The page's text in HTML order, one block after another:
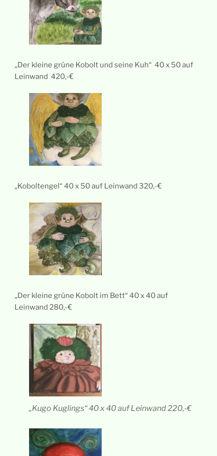
„Der kleine grüne Kobolt und seine Kuh“ 40 x 50 auf
Leinwand 420,-€
„Koboltengel“ 40 x 50 auf Leinwand 320,-€
„Der kleine grüne Kobolt im Bett“ 40 x 40 auf
Leinwand 280,-€
„Kugo Kuglings“ 40 x 40 auf Leinwand 220,-€